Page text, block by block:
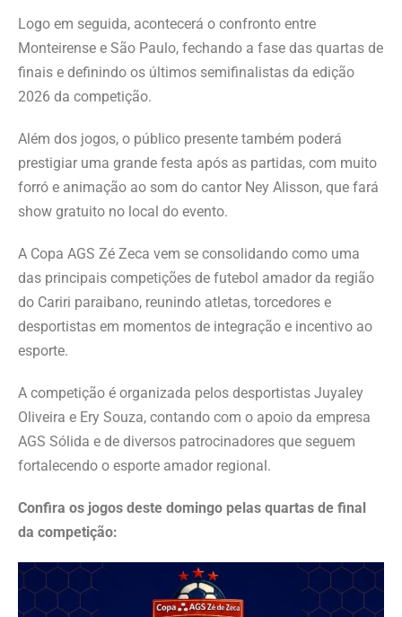
Logo em seguida, acontecerá o confronto entre
Monteirense e São Paulo, fechando a fase das quartas de
finais e definindo os últimos semifinalistas da edição
2026 da competição.
Além dos jogos, o público presente também poderá
prestigiar uma grande festa após as partidas, com muito
forró e animação ao som do cantor Ney Alisson, que fará
show gratuito no local do evento.
A Copa AGS Zé Zeca vem se consolidando como uma
das principais competições de futebol amador da região
do Cariri paraibano, reunindo atletas, torcedores e
desportistas em momentos de integração e incentivo ao
esporte.
A competição é organizada pelos desportistas Juyaley
Oliveira e Ery Souza, contando com o apoio da empresa
AGS Sólida e de diversos patrocinadores que seguem
fortalecendo o esporte amador regional.
Confira os jogos deste domingo pelas quartas de final
da competição: